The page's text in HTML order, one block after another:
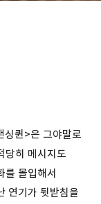
싱퀸>은 그야말로
당히 메시지도
를 몰입해서
연기가 뒷받침을